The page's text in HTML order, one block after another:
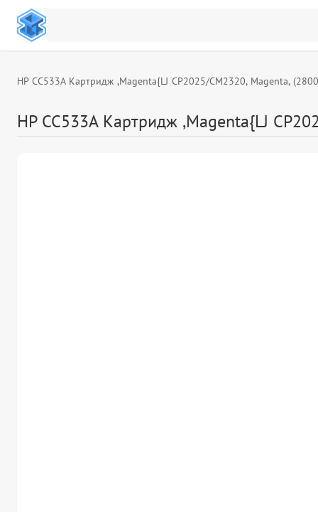
HP CC533A Картридж ,Magenta{LJ CP2025/CM2320, Magenta,
HP CC533A Картридж ,Magenta{LJ